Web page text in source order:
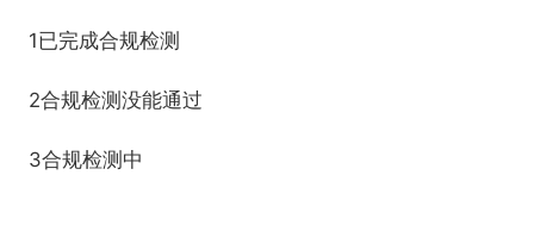
1已完成合规检测
2合规检测没能通过
3合规检测中